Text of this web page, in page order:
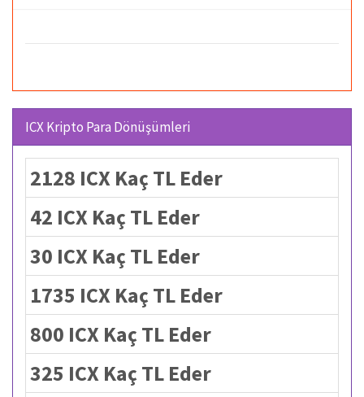
ICX Kripto Para Dönüşümleri
2128 ICX Kaç TL Eder
42 ICX Kaç TL Eder
30 ICX Kaç TL Eder
1735 ICX Kaç TL Eder
800 ICX Kaç TL Eder
325 ICX Kaç TL Eder